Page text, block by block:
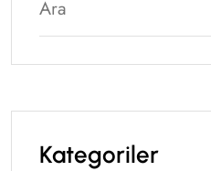
Kategoriler